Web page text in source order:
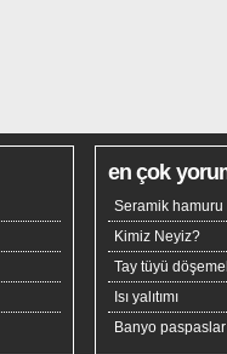
en çok
Seramik hamuru
Kimiz Neyiz?
Tay tüyü
Isı yalıtımı
Banyo